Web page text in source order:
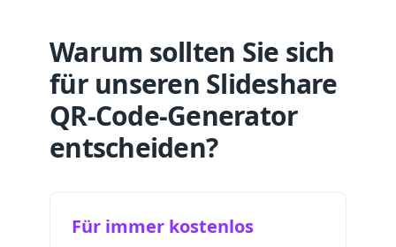
Warum sollten Sie sich
für unseren Slideshare
QR-Code-Generator
entscheiden?
Für immer kostenlos